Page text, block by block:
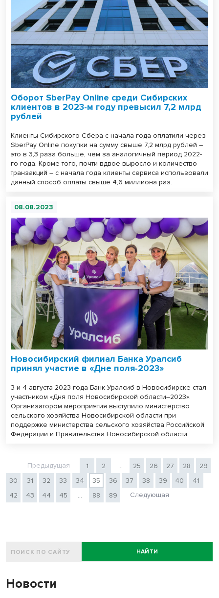
Оборот SberPay Online среди Сибирских
клиентов в 2023-м году превысил 7,2 млрд
рублей
Клиенты Сибирского Сбера с начала года оплатили через
SberPay Online покупки на сумму свыше 7,2 млрд рублей –
это в 3,3 раза больше, чем за аналогичный период 2022-
го года. Кроме того, почти вдвое выросло и количество
транзакций – с начала года клиенты сервиса использовали
данный способ оплаты свыше 4,6 миллиона раз.
08.08.2023
Новосибирский филиал Банка Уралсиб
принял участие в «Дне поля-2023»
3 и 4 августа 2023 года Банк Уралсиб в Новосибирске стал
участником «Дня поля Новосибирской области–2023».
Организатором мероприятия выступило министерство
сельского хозяйства Новосибирской области при
поддержке министерства сельского хозяйства Российской
Федерации и Правительства Новосибирской области.
Предыдущая 1 2 ... 25 26 27 28
29
30
31 32 33 34 35 36 37 38 39 40
41
42
43 44 45 ... 88 89 Следующая
НАЙТИ
Новости